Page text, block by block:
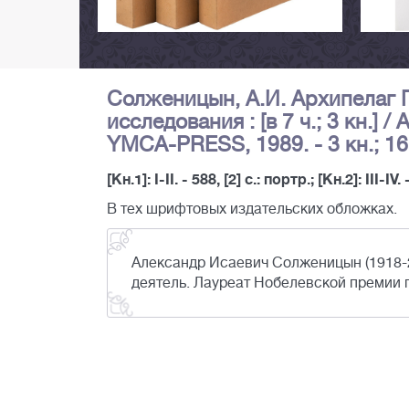
Солженицын, А.И. Архипелаг
исследования : [в 7 ч.; 3 кн.]
YMCA-PRESS, 1989. - 3 кн.;
[Кн.1]: I-II. - 588, [2] с.: портр.; [Кн.2]: III-
В тех шрифтовых издательских обложках.
Александр Исаевич Солженицын
деятель. Лауреат Нобелевской премии